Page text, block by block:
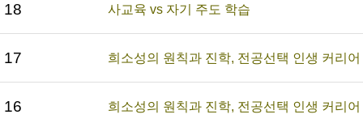
18 사교육 vs 자기 주도 학습
17 희소성의 원칙과 진학, 전공선택 인생 커리
16 희소성의 원칙과 진학, 전공선택 인생 커리